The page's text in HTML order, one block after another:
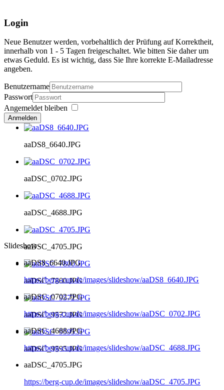
Login
Neue Benutzer werden, vorbehaltlich der Prüfung auf Korrektheit,
innerhalb von 1 - 5 Tagen freigeschaltet. Wie bitten Sie daher um
etwas Geduld. Es ist wichtig, dass Sie Ihre korrekte E-Mailadresse
angeben.
Benutzername
Passwort
Angemeldet bleiben
Anmelden
aaDS8_6640.JPG
aaDSC_0702.JPG
aaDSC_4688.JPG
aaDSC_4705.JPG
aaDSC_7800.JPG
aaDSC_9572.JPG
aaDSC_9595.JPG
Slideshow
aaDS8_6640.JPG
https://berg-cup.de/images/slideshow/aaDS8_6640.JPG
aaDSC_0702.JPG
https://berg-cup.de/images/slideshow/aaDSC_0702.JPG
aaDSC_4688.JPG
https://berg-cup.de/images/slideshow/aaDSC_4688.JPG
aaDSC_4705.JPG
https://berg-cup.de/images/slideshow/aaDSC_4705.JPG